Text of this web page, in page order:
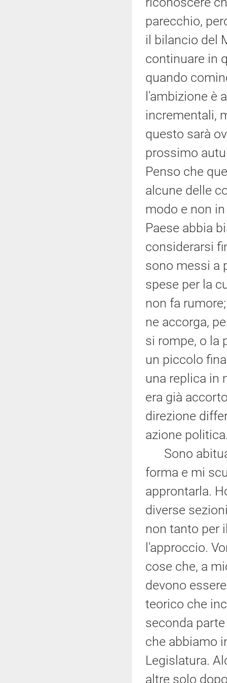
parecchio,
il bilancio del
continuare in
quando
l'ambizione è
incrementali,
questo sarà
prossimo
Penso che
alcune delle
modo e non
Paese abbia
considerarsi
sono messi a
spese per la
non fa
ne accorga,
si rompe, o la
un piccolo
una replica in
era già
direzione
azione
Sono
forma e mi
approntarla.
diverse
non tanto per
l'approccio.
cose che, a
devono
teorico che
seconda
che abbiamo
Legislatura.
altre solo